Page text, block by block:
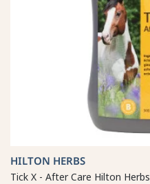
HILTON HERBS
Tick X - After Care Hilton Herbs